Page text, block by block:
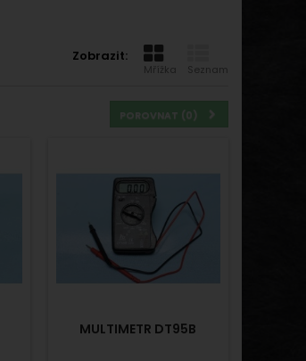
Zobrazit:
Mřížka Seznam
POROVNAT ( 0)
MULTIMETR DT95B